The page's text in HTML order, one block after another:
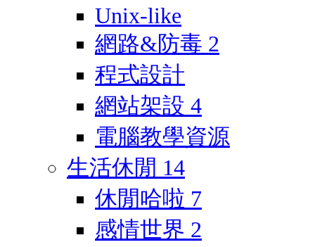
Unix-like
網路&防毒 2
程式設計
網站架設 4
電腦教學資源
生活休閒 14
休閒哈啦 7
感情世界 2